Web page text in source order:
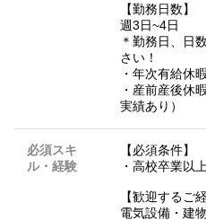
【勤務日数】
週3日~4日
＊勤務日、日
さい！
・年次有給休
・産前産後休
実績あり）
必須スキ
ル・経験
【必須条件】
・高校卒業以上
【歓迎するご
電気設備・建